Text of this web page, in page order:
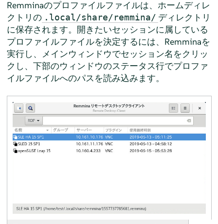
Remminaのプロファイルファイルは、ホームディレ
クトリの .local/share/remmina/ ディレクトリ
に保存されます。開きたいセッションに属している
プロファイルファイルを決定するには、Remminaを
実行し、メインウィンドウでセッション名をクリッ
クし、下部のウィンドウのステータス行でプロファ
イルファイルへのパスを読み込みます。